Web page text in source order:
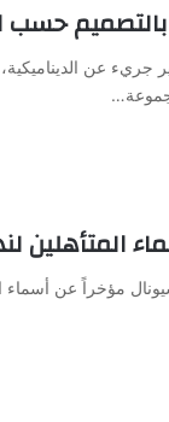
عن الديناميكية،